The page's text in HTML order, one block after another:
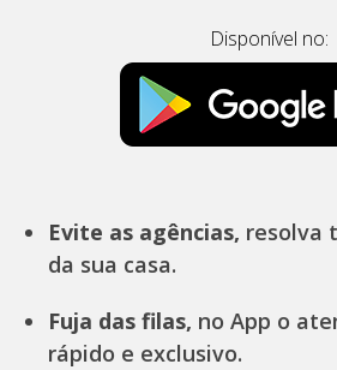
Disponível no:
Evite as agências, resolva
da sua casa.
Fuja das filas, no App o
rápido e exclusivo.